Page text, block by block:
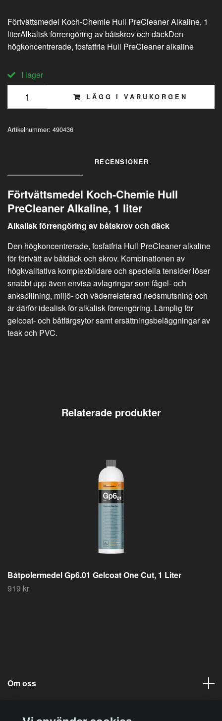
Förtvättsmedel Koch-Chemie Hull PreCleaner Alkaline, 1
literAlkalisk förrengöring av båtskrov och däckDen
högkoncentrerade, fosfatfria Hull PreCleaner alkaline
I lager
LÄGG I VARUKORGEN
Artikelnummer: 490436
RECENSIONER
Förtvättsmedel Koch-Chemie Hull
PreCleaner Alkaline, 1 liter
Alkalisk förrengöring av båtskrov och däck
Den högkoncentrerade, fosfatfria Hull PreCleaner alkaline
för förtvätt av båtdäck och skrov. Kombinationen av
högkvalitativa komplexbildare och speciella tensider löser
snabbt upp även envisa avlagringar som fågel- och
ankspillning, miljö- och väderrelaterad nedsmutsning och
är därför idealisk för alkalisk förrengöring. Lämplig för
gelcoat- och båtfärgsytor samt ersättningsbeläggningar av
teak och PVC.
Båtpolermedel Gp6.01 Gelcoat One Cut, 1 Liter
919 kr
Om oss